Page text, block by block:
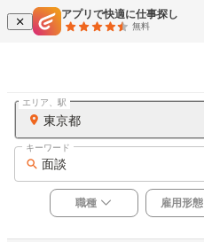
アプリで快適に仕事探し
無料
東京都
エリア、駅
面談
キーワード
職種 雇用形態